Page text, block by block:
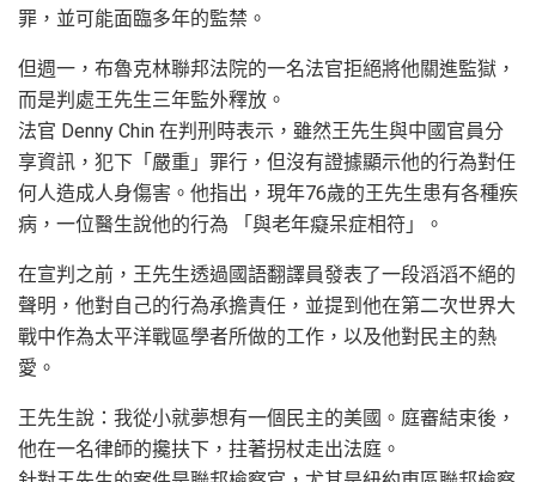
罪，並可能面臨多年的監禁。
但週一，布魯克林聯邦法院的一名法官拒絕將他關進監獄，
而是判處王先生三年監外釋放。
法官 Denny Chin 在判刑時表示，雖然王先生與中國官員分
享資訊，犯下「嚴重」罪行，但沒有證據顯示他的行為對任
何人造成人身傷害。他指出，現年76歲的王先生患有各種疾
病，一位醫生說他的行為 「與老年癡呆症相符」。
在宣判之前，王先生透過國語翻譯員發表了一段滔滔不絕的
聲明，他對自己的行為承擔責任，並提到他在第二次世界大
戰中作為太平洋戰區學者所做的工作，以及他對民主的熱
愛。
王先生說：我從小就夢想有一個民主的美國。庭審結束後，
他在一名律師的攙扶下，拄著拐杖走出法庭。